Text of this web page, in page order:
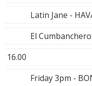
Latin Jane -
El
16.00
Friday 3pm -